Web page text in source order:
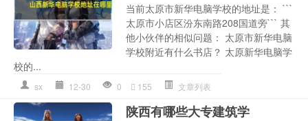
当前太原市新华电脑学校的地址是： ```
太原市小店区汾东南路208国道旁``` 其
他小伙伴的相似问题： 太原市新华电脑
学校附近有什么书店？ 太原新华电脑学
校的...
sx 12-30 0 155 文章列表
陕西有哪些大专建筑学